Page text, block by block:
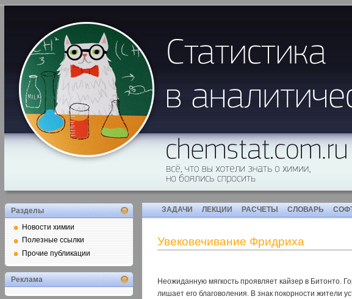
ЗАДАЧИ ЛЕКЦИИ РАСЧЕТЫ СЛОВАРЬ
Увековечивание Фридриха
Неожиданную мягкость проявляет кайзер в Битонто.
лишает его благоволения. В знак покорности жители
Разделы
Новости химии
Полезные ссылки
Прочие публикации
Реклама